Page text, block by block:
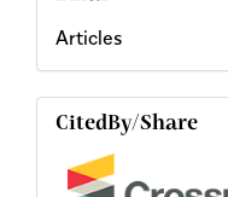
Articles
CitedBy/Share